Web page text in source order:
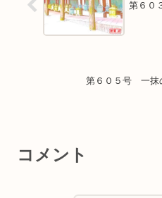
第６０
第６０５号 一抹
コメント